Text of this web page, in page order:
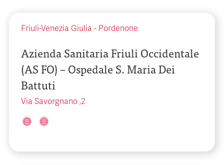
Friuli-Venezia Giulia - Pordenone
Azienda Sanitaria Friuli Occidentale
(AS FO) – Ospedale S. Maria Dei
Battuti
Via Savorgnano ,2